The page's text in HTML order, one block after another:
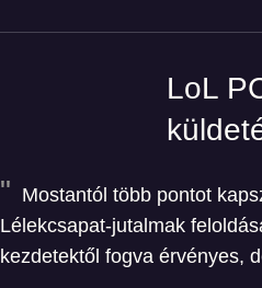
LoL
Mostantól több pontot
Lélekcsapat-jutalmak
kezdetektől fogva érvényes,